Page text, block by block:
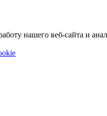
нашего веб-сайта и